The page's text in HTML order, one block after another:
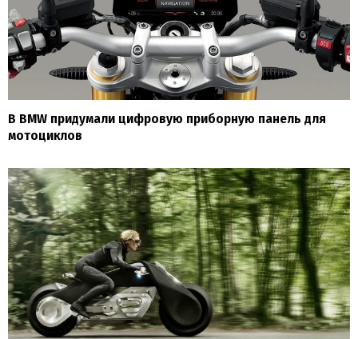
В BMW придумали цифровую приборную панель для
мотоциклов